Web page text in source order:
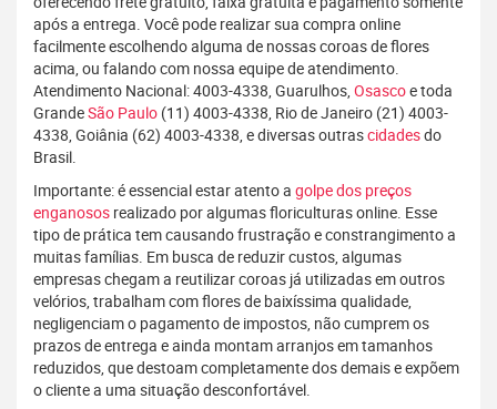
após a entrega. Você pode realizar sua compra online
facilmente escolhendo alguma de nossas coroas de flores
acima, ou falando com nossa equipe de atendimento.
Atendimento Nacional: 4003-4338, Guarulhos, Osascoe toda
GrandeSão Paulo (11) 4003-4338, Rio de Janeiro (21) 4003-
4338, Goiânia (62) 4003-4338, e diversas outrascidadesdo
Brasil.
Importante: é essencial estar atento a golpe dos preços
enganosos realizado por algumas floriculturas online. Esse
tipo de prática tem causando frustração e constrangimento a
muitas famílias. Em busca de reduzir custos, algumas
empresas chegam a reutilizar coroas já utilizadas em outros
velórios, trabalham com flores de baixíssima qualidade,
negligenciam o pagamento de impostos, não cumprem os
prazos de entrega e ainda montam arranjos em tamanhos
reduzidos, que destoam completamente dos demais e expõem
o cliente a uma situação desconfortável.